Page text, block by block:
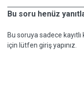
Bu soru henüz
Bu soruya sadece
için lütfen giriş yapınız.